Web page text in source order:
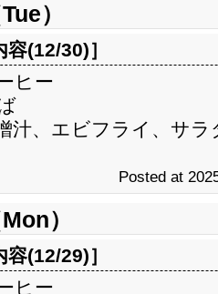
）
容(12/30)］
ヒー
汁、エビフライ、サラ
Posted at
）
容(12/29)］
ヒー